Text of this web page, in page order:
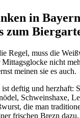
in
zum
Regel, muss die
nicht
meinen sie es auch.
deftig und herzhaft:
Schweinshaxe,
die man
frischen Brezn